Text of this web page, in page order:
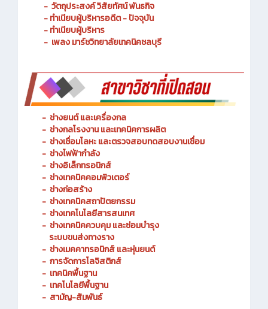
- ประวัติความเป็นมา
- วัตถุประสงค์ วิสัยทัศน์ พันธกิจ
- ทำเนียบผู้บริหารอดีต - ปัจจุบัน
- ทำเนียบผู้บริหาร
- ช่างยนต์ และเครื่องกล
- ช่างกลโรงงาน และเทคนิคการผลิต
- ช่างเชื่อมโลหะ และตรวจสอบทดสอบงานเชื่อม
- ช่างไฟฟ้ากำลัง
- ช่างอิเล็กทรอนิกส์
- ช่างเทคนิคคอมพิวเตอร์
- ช่างก่อสร้าง
- ช่างเทคนิคสถาปัตยกรรม
- ช่างเทคโนโลยีสารสนเทศ
ช่างเทคนิคควบคุม และซ่อมบำรุง
ระบบขนส่งทางราง
- ช่างเมคคาทรอนิกส์ และหุ่นยนต์
- การจัดการโลจิสติกส์
- เทคนิคพื้นฐาน
- เทคโนโลยีพื้นฐาน